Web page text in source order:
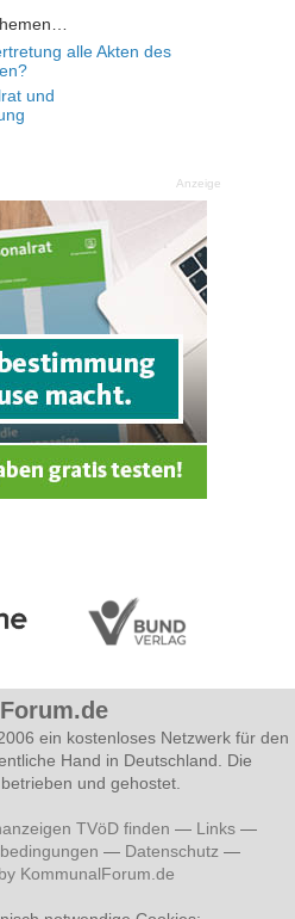
alle Akten des
und
Anzeige
ein kostenloses Netzwerk für den
Hand in Deutschland. Die
und gehostet.
TVöD finden — Links —
— Datenschutz —
KommunalForum.de